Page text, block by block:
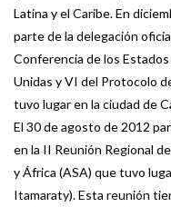
Latina y el Caribe. En
parte de la delegación
Conferencia de los
Unidas y VI del Protocolo
tuvo lugar en la ciudad de
El 30 de agosto de 2012
en la II Reunión Regional
y África (ASA) que tuvo
Itamaraty). Esta reunión